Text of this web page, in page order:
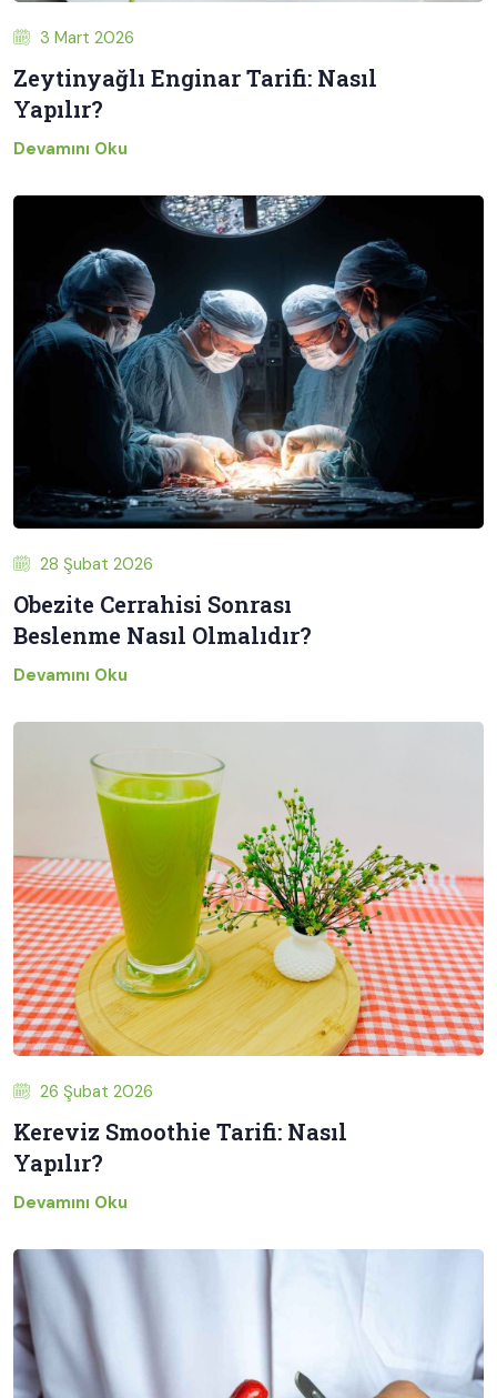
3 Mart 2026
Zeytinyağlı Enginar Tarifi: Nasıl
Yapılır?
Devamını Oku
28 Şubat 2026
Obezite Cerrahisi Sonrası
Beslenme Nasıl Olmalıdır?
Devamını Oku
26 Şubat 2026
Kereviz Smoothie Tarifi: Nasıl
Yapılır?
Devamını Oku